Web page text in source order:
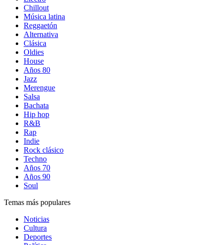
Chillout
Música latina
Reggaetón
Alternativa
Clásica
Oldies
House
Años 80
Jazz
Merengue
Salsa
Bachata
Hip hop
R&B
Rap
Indie
Rock clásico
Techno
Años 70
Años 90
Soul
Temas más populares
Noticias
Cultura
Deportes